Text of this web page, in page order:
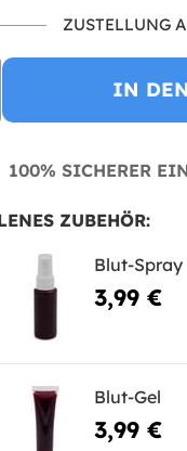
ZUSTELLUNG
IN
100% SICHERER
ZUBEHÖR:
Blut-Spray
3,99 €
Blut-Gel
3,99 €